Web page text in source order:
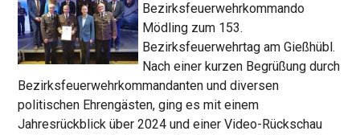
Bezirksfeuerwehrkommando
Mödling zum 153.
Bezirksfeuerwehrtag am Gießhübl.
Nach einer kurzen Begrüßung durch
Bezirksfeuerwehrkommandanten und diversen
politischen Ehrengästen, ging es mit einem
Jahresrückblick über 2024 und einer Video-Rückschau